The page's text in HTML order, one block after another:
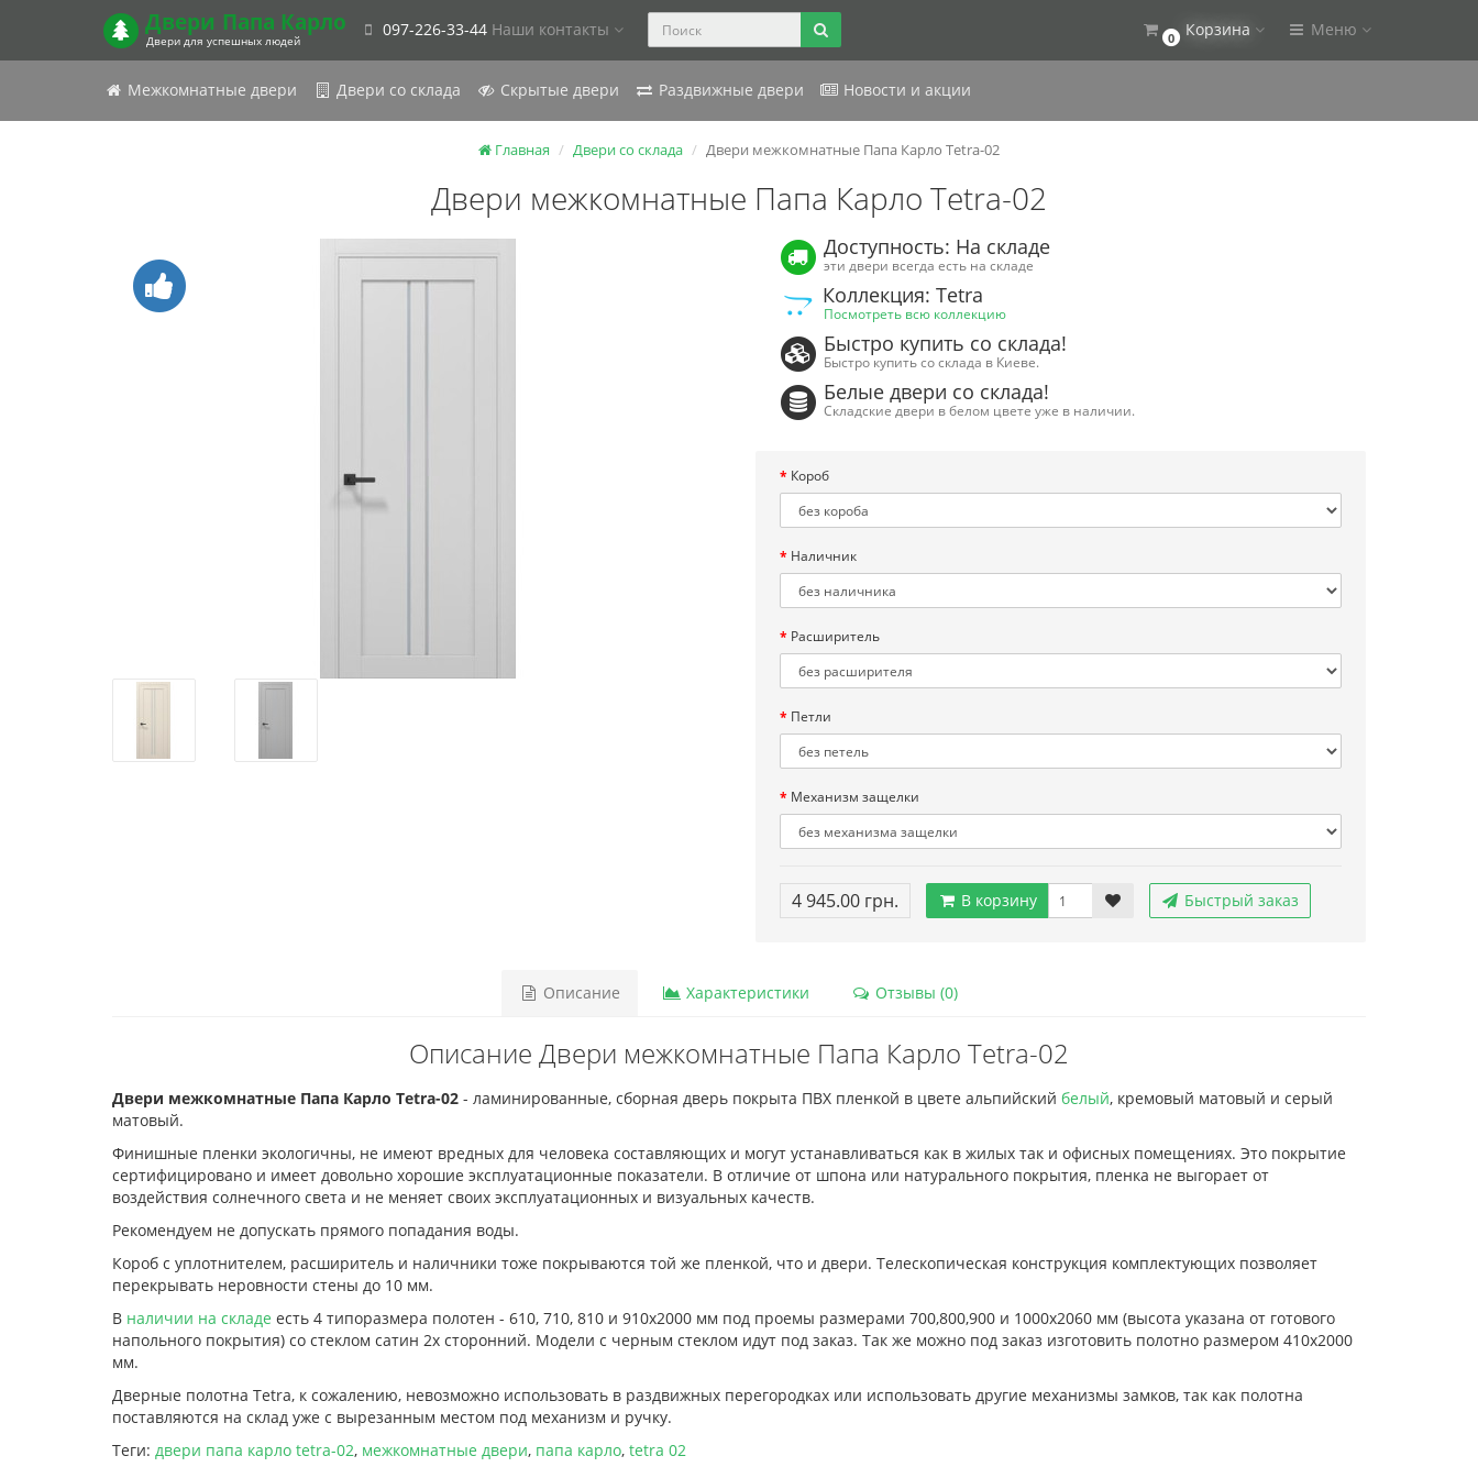
Двери Папа Карло
Двери для успешных людей
097-226-33-44 Наши контакты 0 Корзина Меню
Межкомнатные двери Двери со склада Скрытые двери Раздвижные двери Новости и акции
Главная Двери со склада Двери межкомнатные Папа Карло Tetra-02
Двери межкомнатные Папа Карло Tetra-02
Доступность: На складе
эти двери всегда есть на складе
Коллекция: Tetra
Посмотреть всю коллекцию
Быстро купить со склада!
Быстро купить со склада в Киеве.
Белые двери со склада!
Складские двери в белом цвете уже в наличии.
Короб
Наличник
Расширитель
Петли
Механизм защелки
4 945.00 грн. В корзину Быстрый заказ
Описание Характеристики Отзывы (0)
Описание Двери межкомнатные Папа Карло Tetra-02
Двери межкомнатные Папа Карло Tetra-02 - ламинированные, сборная дверь покрыта ПВХ пленкой в цвете альпийский белый, кремовый матовый и серый
матовый.
Финишные пленки экологичны, не имеют вредных для человека составляющих и могут устанавливаться как в жилых так и офисных помещениях. Это покрытие
сертифицировано и имеет довольно хорошие эксплуатационные показатели. В отличие от шпона или натурального покрытия, пленка не выгорает от
воздействия солнечного света и не меняет своих эксплуатационных и визуальных качеств.
Рекомендуем не допускать прямого попадания воды.
Короб с уплотнителем, расширитель и наличники тоже покрываются той же пленкой, что и двери. Телескопическая конструкция комплектующих позволяет
перекрывать неровности стены до 10 мм.
В наличии на складе есть 4 типоразмера полотен - 610, 710, 810 и 910х2000 мм под проемы размерами 700,800,900 и 1000х2060 мм (высота указана от готового
напольного покрытия) со стеклом сатин 2х сторонний. Модели с черным стеклом идут под заказ. Так же можно под заказ изготовить полотно размером 410х2000
мм.
Дверные полотна Tetra, к сожалению, невозможно использовать в раздвижных перегородках или использовать другие механизмы замков, так как полотна
поставляются на склад уже с вырезанным местом под механизм и ручку.
Теги: двери папа карло tetra-02, межкомнатные двери, папа карло, tetra 02